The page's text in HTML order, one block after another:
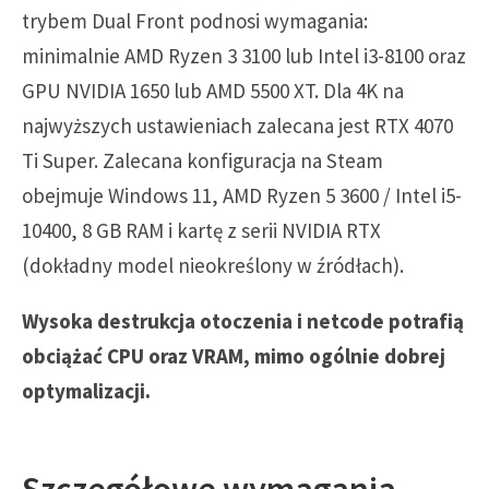
trybem Dual Front podnosi wymagania:
minimalnie AMD Ryzen 3 3100 lub Intel i3-8100 oraz
GPU NVIDIA 1650 lub AMD 5500 XT. Dla 4K na
najwyższych ustawieniach zalecana jest RTX 4070
Ti Super. Zalecana konfiguracja na Steam
obejmuje Windows 11, AMD Ryzen 5 3600 / Intel i5-
10400, 8 GB RAM i kartę z serii NVIDIA RTX
(dokładny model nieokreślony w źródłach).
Wysoka destrukcja otoczenia i netcode potrafią
obciążać CPU oraz VRAM, mimo ogólnie dobrej
optymalizacji.